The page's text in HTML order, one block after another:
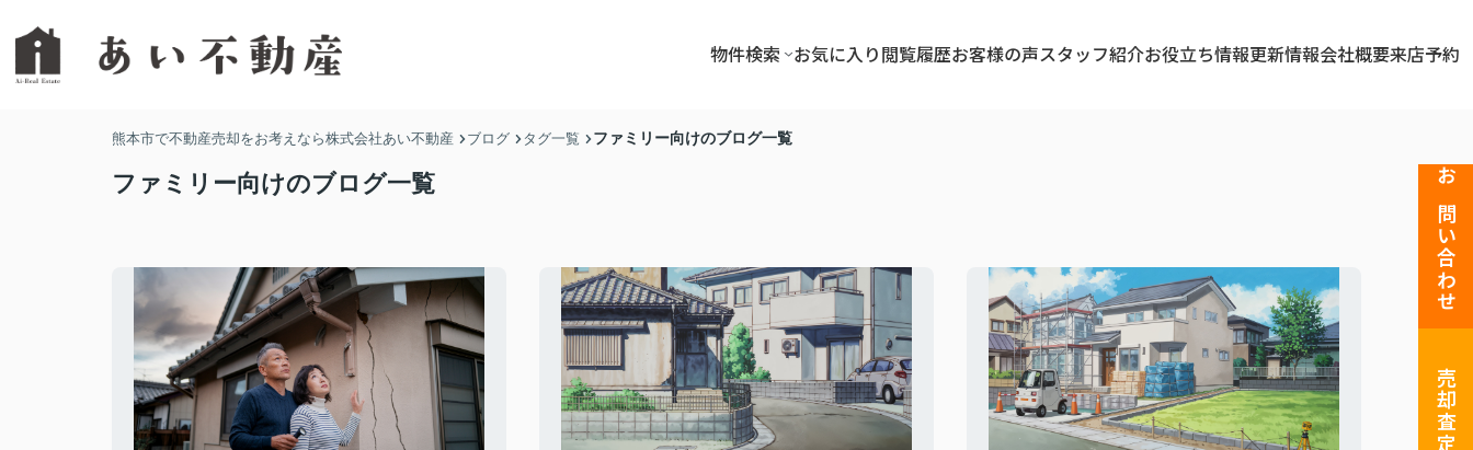
物件検索 お気に入り閲覧履歴お客様の声スタッフ紹介お役立ち情報更新情報会社概要来店予約
お問い合わせ
売却査定
熊本市で不動産売却をお考えなら株式会社あい不動産 ブログ タグ一覧 ファミリー向けのブログ一覧
ファミリー向けのブログ一覧